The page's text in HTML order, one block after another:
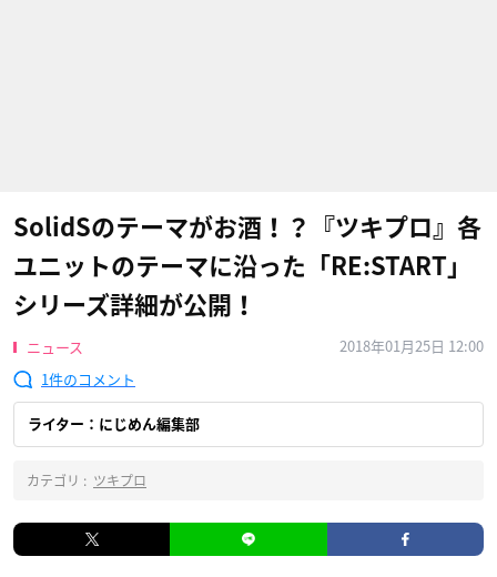
SolidSのテーマがお酒！？『ツキプロ』各
ユニットのテーマに沿った「RE:START」
シリーズ詳細が公開！
ニュース
2018年01月25日 12:00
1
ライター：にじめん編集部
カテゴリ : ツキプロ